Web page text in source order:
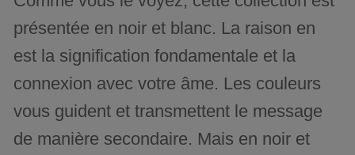
présentée en noir et blanc. La raison en
est la signification fondamentale et la
connexion avec votre âme. Les couleurs
vous guident et transmettent le message
de manière secondaire. Mais en noir et